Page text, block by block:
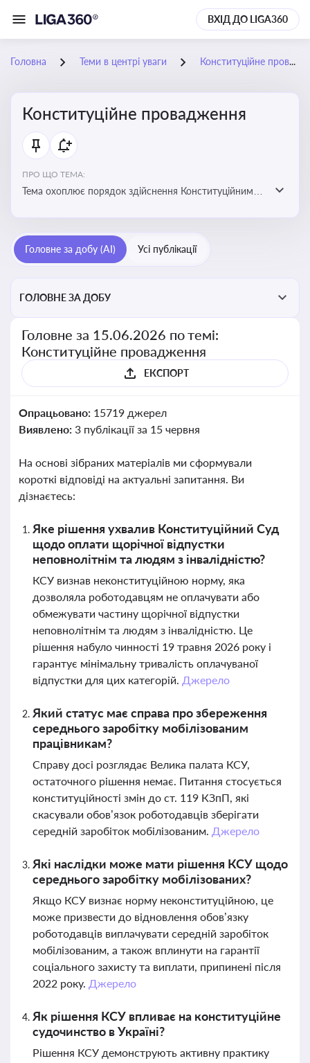
ВХІД ДО LIGA360
Головна Теми в центрі уваги Конституційне провадження
Конституційне провадження
ПРО ЩО ТЕМА:
Тема охоплює порядок здійснення Конституційним
Головне за добу (AI) Усі публікації
ГОЛОВНЕ ЗА ДОБУ
Головне за 15.06.2026 по темі:
Конституційне провадження
ЕКСПОРТ
Опрацьовано: 15719 джерел
Виявлено: 3 публікації за 15 червня
На основі зібраних матеріалів ми сформували
короткі відповіді на актуальні запитання. Ви
дізнаєтесь:
Яке рішення ухвалив Конституційний Суд
щодо оплати щорічної відпустки
неповнолітнім та людям з інвалідністю?
КСУ визнав неконституційною норму, яка
дозволяла роботодавцям не оплачувати або
обмежувати частину щорічної відпустки
неповнолітнім та людям з інвалідністю. Це
рішення набуло чинності 19 травня 2026 року і
гарантує мінімальну тривалість оплачуваної
відпустки для цих категорій. Джерело
Який статус має справа про збереження
середнього заробітку мобілізованим
працівникам?
Справу досі розглядає Велика палата КСУ,
остаточного рішення немає. Питання стосується
конституційності змін до ст. 119 КЗпП, які
скасували обов’язок роботодавців зберігати
середній заробіток мобілізованим. Джерело
Які наслідки може мати рішення КСУ щодо
середнього заробітку мобілізованих?
Якщо КСУ визнає норму неконституційною, це
може призвести до відновлення обов’язку
роботодавців виплачувати середній заробіток
мобілізованим, а також вплинути на гарантії
соціального захисту та виплати, припинені після
2022 року. Джерело
Як рішення КСУ впливає на конституційне
судочинство в Україні?
Рішення КСУ демонструють активну практику